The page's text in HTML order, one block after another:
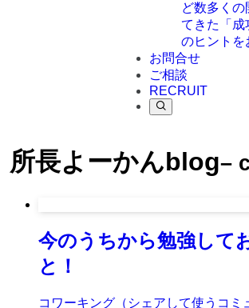
ど数多くの
てきた「成
のヒントを
お問合せ
ご相談
RECRUIT
所長よーかんblog–
今のうちから勉強して
と！
コワーキング（シェアして使うコミ